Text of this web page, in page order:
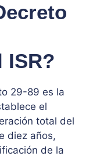
ISR?
29-89 es la
el
total del
diez años,
de la